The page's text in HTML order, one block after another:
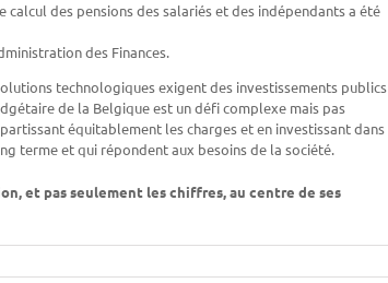
des pensions des salariés et des indépendants a été
des Finances.
technologiques exigent des investissements publics
de la Belgique est un défi complexe mais pas
équitablement les charges et en investissant dans
terme et qui répondent aux besoins de la société.
et pas seulement les chiffres, au centre de ses